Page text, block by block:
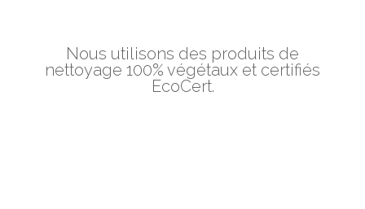
Nous utilisons des produits de
nettoyage 100% végétaux et certifiés
EcoCert.